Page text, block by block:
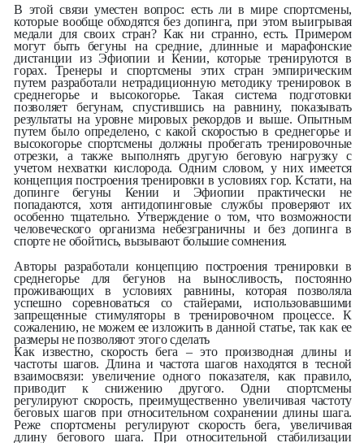
В этой связи уместен вопрос: есть ли в мире спортсмены,
которые вообще обходятся без допинга, при этом выигрывая
медали для своих стран? Как ни странно, есть. Примером
могут быть бегуны на средние, длинные и марафонские
дистанции из Эфиопии и Кении, которые тренируются в
горах. Тренеры и спортсмены этих стран эмпирическим
путем разработали нетрадиционную методику тренировок в
среднегорье и высокогорье. Такая система подготовки
позволяет бегунам, спустившись на равнину, показывать
результаты на уровне мировых рекордов и выше. Опытным
путем было определено, с какой скоростью в среднегорье и
высокогорье спортсмены должны пробегать тренировочные
отрезки, а также выполнять другую беговую нагрузку с
учетом нехватки кислорода. Одним словом, у них имеется
концепция построения тренировки в условиях гор. Кстати, на
допинге бегуны Кении и Эфиопии практически не
попадаются, хотя антидопинговые службы проверяют их
особенно тщательно. Утверждение о том, что возможности
человеческого организма небезграничны и без допинга в
спорте не обойтись, вызывают большие сомнения.
Авторы разработали концепцию построения тренировки в
среднегорье для бегунов на выносливость, постоянно
проживающих в условиях равнины, которая позволяла
успешно соревноваться со стайерами, использовавшими
запрещенные стимуляторы в тренировочном процессе. К
сожалению, не можем ее изложить в данной статье, так как ее
размеры не позволяют этого сделать
Как известно, скорость бега – это производная длины и
частоты шагов. Длина и частота шагов находятся в тесной
взаимосвязи: увеличение одного показателя, как правило,
приводит к снижению другого. Одни спортсмены
регулируют скорость, преимущественно увеличивая частоту
беговых шагов при относительном сохранении длины шага.
Реже спортсмены регулируют скорость бега, увеличивая
длину бегового шага. При относительной стабилизации